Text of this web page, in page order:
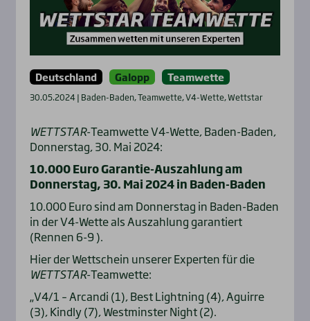
Deutschland Galopp Teamwette
30.05.2024 | Baden-Baden, Teamwette, V4-Wette, Wettstar
WETTSTAR-Teamwette V4-Wette, Baden-Baden,
Donnerstag, 30. Mai 2024:
10.000 Euro Garantie-Auszahlung am
Donnerstag, 30. Mai 2024 in Baden-Baden
10.000 Euro sind am Donnerstag in Baden-Baden
in der V4-Wette als Auszahlung garantiert
(Rennen 6-9 ).
Hier der Wettschein unserer Experten für die
WETTSTAR-Teamwette:
„V4/1 – Arcandi (1), Best Lightning (4), Aguirre
(3), Kindly (7), Westminster Night (2).